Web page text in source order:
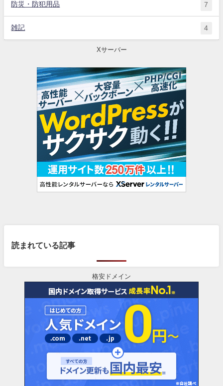
防災・防犯用品 7
雑記 4
Xサーバー
読まれている記事
格安ドメイン